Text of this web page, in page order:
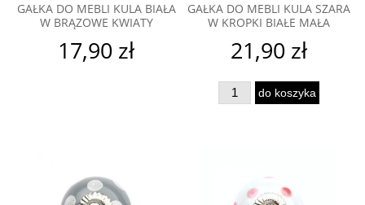
GAŁKA DO MEBLI KULA BIAŁA
W BRĄZOWE KWIATY
17,90 zł
GAŁKA DO MEBLI KULA SZARA
W KROPKI BIAŁE MAŁA
21,90 zł
do koszyka